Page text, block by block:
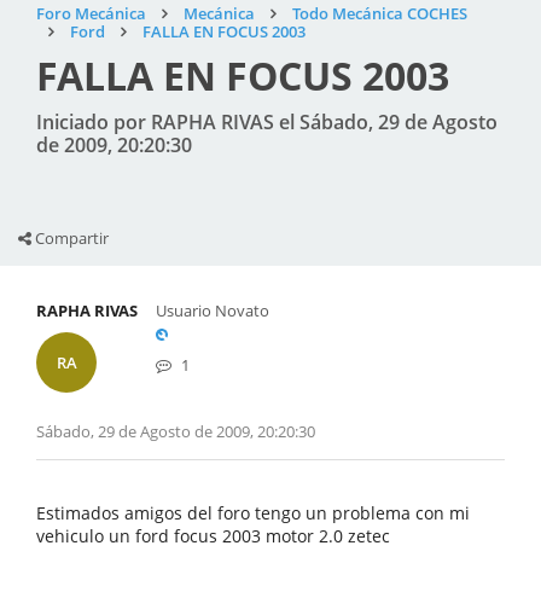
Foro Mecánica Mecánica
Todo Mecánica COCHES
Ford
FALLA EN FOCUS 2003
FALLA EN FOCUS 2003
Iniciado por RAPHA RIVAS el Sábado, 29 de Agosto
de 2009, 20:20:30
Compartir
RAPHA RIVAS
RA
Usuario Novato
1
Sábado, 29 de Agosto de 2009, 20:20:30
Estimados amigos del foro tengo un problema con mi
vehiculo un ford focus 2003 motor 2.0 zetec